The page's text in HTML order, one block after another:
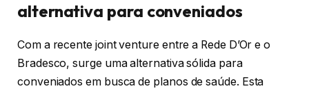
alternativa para conveniados
Com a recente joint venture entre a Rede D’Or e o
Bradesco, surge uma alternativa sólida para
conveniados em busca de planos de saúde. Esta